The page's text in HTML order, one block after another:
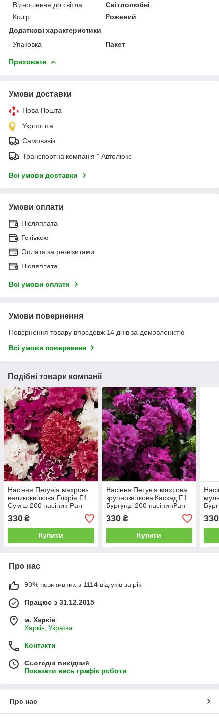
Відношення до світла
Світлолюбні
Колір
Рожевий
Додаткові характеристики
Упаковка
Пакет
Приховати
Умови доставки
Нова Пошта
Укрпошта
Самовивіз
Транспортна компанія " Автолюкс
Всі умови доставки
Умови оплати
Післяплата
Готівкою
Оплата за реквізитами
Післяплата
Всі умови оплати
Умови повернення
Повернення товару впродовж 14 днів за домовленістю
Всі умови повернення
Подібні товари компанії
Насіння Петунія махрова
великоквіткова Глорія F1
Суміш 200 насінин Pan
American
330 ₴
Купити
Насіння Петунія махрова
крупноквіткова Каскад F1
Бургунді 200 насінинPan
American
330₴
Купити
330
Про нас
93% позитивних з 1114 відгуків за рік
Працює з 31.12.2015
м. Харків
Харків, Україна
Контакти
Сьогодні вихідний
Показати весь графік роботи
Про нас